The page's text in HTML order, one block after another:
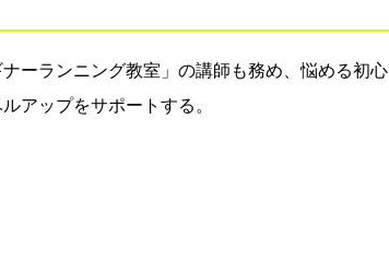
ーランニング教室」の講師も務め、悩める初心
アップをサポートする。